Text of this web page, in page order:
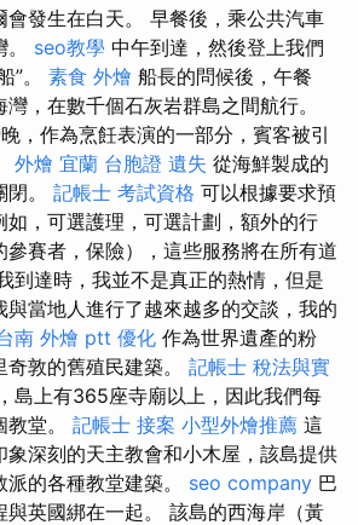
會發生在白天。 早餐後，乘公共汽車
seo教學 中午到達，然後登上我們
”。 素食 外燴 船長的問候後，午餐
，在數千個石灰岩群島之間航行。
，作為烹飪表演的一部分，賓客被引
外燴 宜蘭 台胞證 遺失 從海鮮製成的
。 記帳士 考試資格 可以根據要求預
如，可選護理，可選計劃，額外的行
參賽者，保險），這些服務將在所有道
到達時，我並不是真正的熱情，但是
與當地人進行了越來越多的交談，我的
南 外燴 ptt 優化 作為世界遺產的粉
敦的舊殖民建築。 記帳士 稅法與實
島上有365座寺廟以上，因此我們每
堂。 記帳士 接案 小型外燴推薦 這
象深刻的天主教會和小木屋，該島提供
的各種教堂建築。 seo company 巴
與英國綁在一起。 該島的西海岸（黃